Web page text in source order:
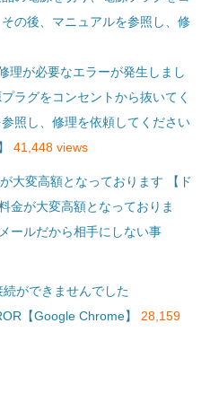
理が必要なエラーが発生しまし
ラグをコンセントから抜いてく
照し、修理を依頼してください
41,448 views
【ド
金が大変高額となっておりま
ールだから相手にしない事
続ができませんでした
【Google Chrome】
28,159